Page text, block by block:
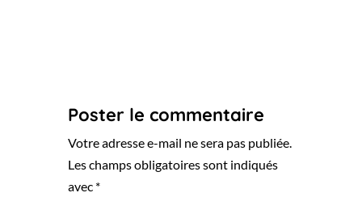
Poster le commentaire
Votre adresse e-mail ne sera pas publiée.
Les champs obligatoires sont indiqués
avec *